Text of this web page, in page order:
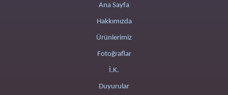
Ana Sayfa
Hakkımızda
Ürünlerimiz
Fotoğraflar
İ.K.
Duyurular